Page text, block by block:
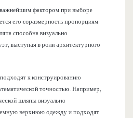
фактором при выборе
его соразмерность пропорциям
способна визуально
выступая в роли архитектурного
к конструированию
точностью. Например,
шляпы визуально
верхнюю одежду и подходят